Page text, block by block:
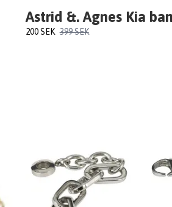
Astrid &. Agnes Kia
200 SEK 399 SEK